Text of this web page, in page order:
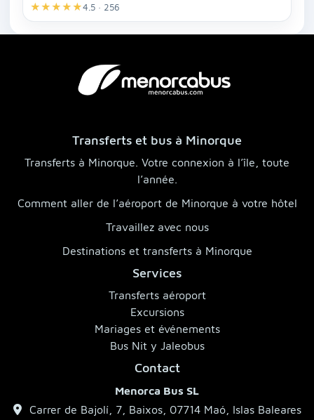
★★★★★4.5 · 256
Transferts et bus à Minorque
Transferts à Minorque. Votre connexion à l’île, toute
l’année.
Comment aller de l’aéroport de Minorque à votre hôtel
Travaillez avec nous
Destinations et transferts à Minorque
Services
Transferts aéroport
Excursions
Mariages et événements
Bus Nit y Jaleobus
Contact
Menorca Bus SL
Carrer de Bajolí, 7, Baixos, 07714 Maó, Islas Baleares